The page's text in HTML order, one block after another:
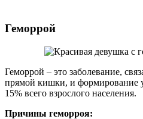
Геморрой
Геморрой – это заболевание,
прямой кишки, и формирование
15% всего взрослого населения.
Причины геморроя: